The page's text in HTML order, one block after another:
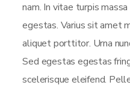
nam. In vitae turpis
egestas. Varius sit amet
aliquet porttitor. Urna
Sed egestas egestas
scelerisque eleifend.